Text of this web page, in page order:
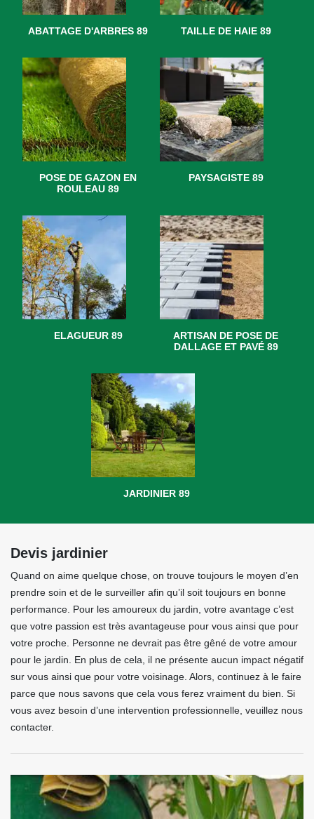
ABATTAGE D'ARBRES 89 TAILLE DE HAIE 89
POSE DE GAZON EN
ROULEAU 89
PAYSAGISTE 89
ELAGUEUR 89
ARTISAN DE POSE DE
DALLAGE ET PAVÉ 89
JARDINIER 89
Devis jardinier
Quand on aime quelque chose, on trouve toujours le moyen d’en
prendre soin et de le surveiller afin qu’il soit toujours en bonne
performance. Pour les amoureux du jardin, votre avantage c’est
que votre passion est très avantageuse pour vous ainsi que pour
votre proche. Personne ne devrait pas être gêné de votre amour
pour le jardin. En plus de cela, il ne présente aucun impact négatif
sur vous ainsi que pour votre voisinage. Alors, continuez à le faire
parce que nous savons que cela vous ferez vraiment du bien. Si
vous avez besoin d’une intervention professionnelle, veuillez nous
contacter.